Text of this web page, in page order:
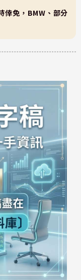
倖免，BMW、部分